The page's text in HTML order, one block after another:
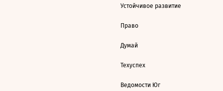
Устойчивое развитие
Право
Думай
Техуспех
Ведомости Юг